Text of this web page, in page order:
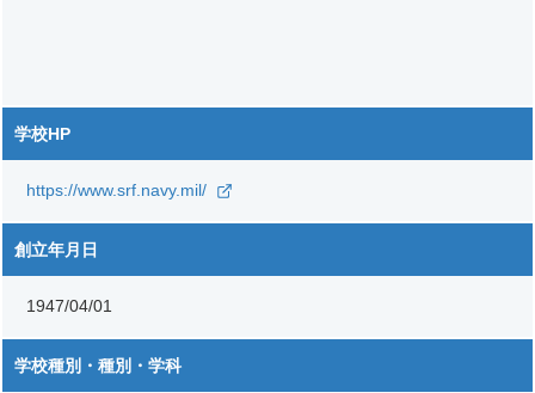
学校HP
https://www.srf.navy.mil/
創立年月日
1947/04/01
学校種別・種別・学科